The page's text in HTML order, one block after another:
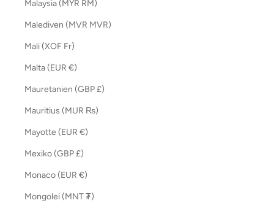
Malaysia (MYR RM)
Malediven (MVR MVR)
Mali (XOF Fr)
Malta (EUR €)
Mauretanien (GBP £)
Mauritius (MUR ₨)
Mayotte (EUR €)
Mexiko (GBP £)
Monaco (EUR €)
Mongolei (MNT ₮)